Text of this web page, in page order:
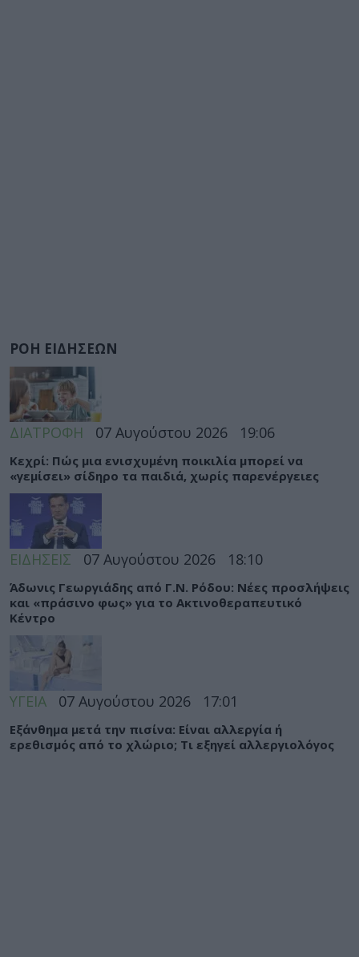
ΡΟΗ ΕΙΔΗΣΕΩΝ
ΔΙΑΤΡΟΦΗ 07 Αυγούστου 2026 19:06
Κεχρί: Πώς μια ενισχυμένη ποικιλία μπορεί να
«γεμίσει» σίδηρο τα παιδιά, χωρίς παρενέργειες
ΕΙΔΗΣΕΙΣ 07 Αυγούστου 2026 18:10
Άδωνις Γεωργιάδης από Γ.Ν. Ρόδου: Νέες προσλήψεις
και «πράσινο φως» για το Ακτινοθεραπευτικό
Κέντρο
ΥΓΕΙΑ 07 Αυγούστου 2026 17:01
Εξάνθημα μετά την πισίνα: Είναι αλλεργία ή
ερεθισμός από το χλώριο; Τι εξηγεί αλλεργιολόγος